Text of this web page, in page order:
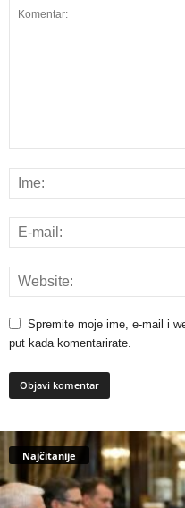
Spremite moje ime, e-mail i
put kada komentarirate.
Najčitanije